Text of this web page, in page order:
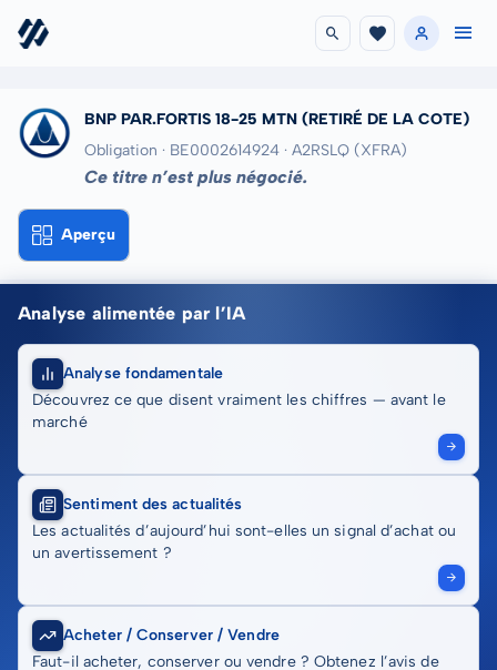
BNP PAR.FORTIS 18-25 MTN (RETIRÉ DE LA COTE)
Obligation · BE0002614924 · A2RSLQ (XFRA)
Ce titre n’est plus négocié.
Aperçu
Analyse alimentée par l’IA
Analyse fondamentale
Découvrez ce que disent vraiment les chiffres — avant le
marché
Sentiment des actualités
Les actualités d’aujourd’hui sont-elles un signal d’achat ou
un avertissement ?
Acheter / Conserver / Vendre
Faut-il acheter, conserver ou vendre ? Obtenez l’avis de